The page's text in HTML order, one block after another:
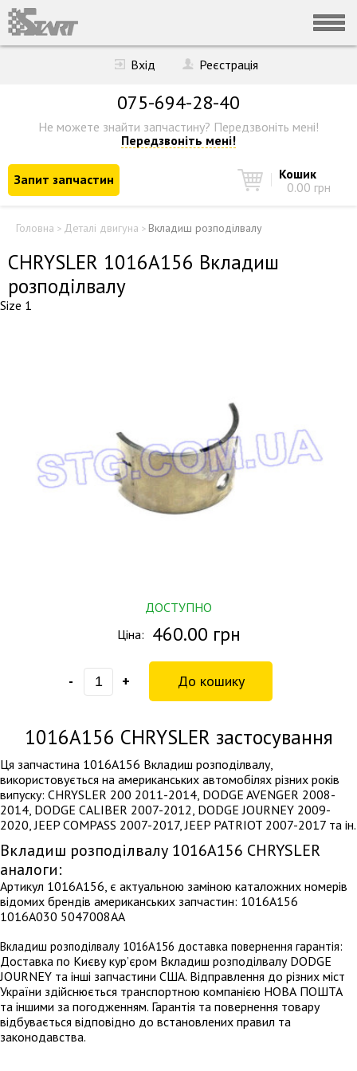
Вхід Реєстрація
075-694-28-40
Не можете знайти запчастину? Передзвоніть мені!
Передзвоніть мені!
Запит запчастин
Кошик
0.00 грн
Головна > Деталі двигуна > Вкладиш розподілвалу
CHRYSLER 1016A156 Вкладиш
розподілвалу
Size 1
ДОСТУПНО
Ціна: 460.00 грн
- +
1016A156 CHRYSLER застосування
Ця запчастина 1016A156 Вкладиш розподілвалу,
використовується на американських автомобілях різних років
випуску: CHRYSLER 200 2011-2014, DODGE AVENGER 2008-
2014, DODGE CALIBER 2007-2012, DODGE JOURNEY 2009-
2020, JEEP COMPASS 2007-2017, JEEP PATRIOT 2007-2017 та ін.
Вкладиш розподілвалу 1016A156 CHRYSLER
аналоги:
Артикул 1016A156, є актуальною заміною каталожних номерів
відомих брендів американських запчастин: 1016A156
1016A030 5047008AA
Вкладиш розподілвалу 1016A156 доставка повернення гарантія:
Доставка по Києву кур’єром Вкладиш розподілвалу DODGE
JOURNEY та інші запчастини США. Відправлення до різних міст
України здійснюється транспортною компанією НОВА ПОШТА
та іншими за погодженням. Гарантія та повернення товару
відбувається відповідно до встановлених правил та
законодавства.